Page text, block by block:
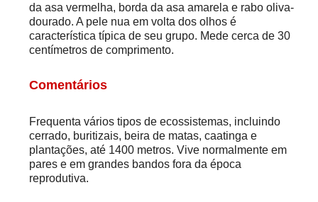
da asa vermelha, borda da asa amarela e rabo oliva-
dourado. A pele nua em volta dos olhos é
característica típica de seu grupo. Mede cerca de 30
centímetros de comprimento.
Comentários
Frequenta vários tipos de ecossistemas, incluindo
cerrado, buritizais, beira de matas, caatinga e
plantações, até 1400 metros. Vive normalmente em
pares e em grandes bandos fora da época
reprodutiva.